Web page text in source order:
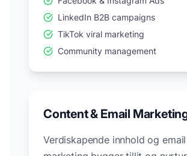
LinkedIn B2B campaigns
TikTok viral marketing
Community management
Content & Email
Verdiskapende innhold og email